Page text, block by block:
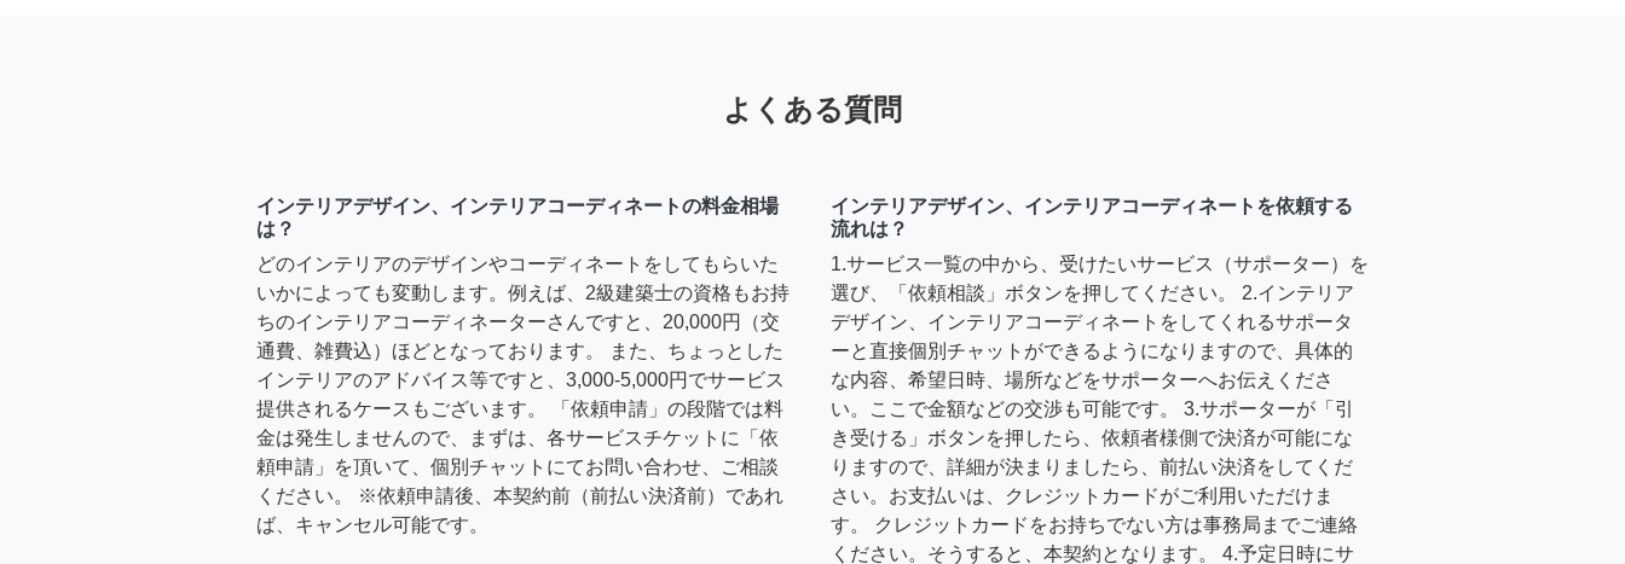
よくある質問
インテリアデザイン、インテリアコーディネートの料金相場
は？
どのインテリアのデザインやコーディネートをしてもらいた
いかによっても変動します。例えば、2級建築士の資格もお持
ちのインテリアコーディネーターさんですと、20,000円（交
通費、雑費込）ほどとなっております。 また、ちょっとした
インテリアのアドバイス等ですと、3,000-5,000円でサービス
提供されるケースもございます。 「依頼申請」の段階では料
金は発生しませんので、まずは、各サービスチケットに「依
頼申請」を頂いて、個別チャットにてお問い合わせ、ご相談
ください。 ※依頼申請後、本契約前（前払い決済前）であれ
ば、キャンセル可能です。
インテリアデザイン、インテリアコーディネートを依頼する
流れは？
1.サービス一覧の中から、受けたいサービス（サポーター）を
選び、「依頼相談」ボタンを押してください。 2.インテリア
デザイン、インテリアコーディネートをしてくれるサポータ
ーと直接個別チャットができるようになりますので、具体的
な内容、希望日時、場所などをサポーターへお伝えくださ
い。ここで金額などの交渉も可能です。 3.サポーターが「引
き受ける」ボタンを押したら、依頼者様側で決済が可能にな
りますので、詳細が決まりましたら、前払い決済をしてくだ
さい。お支払いは、クレジットカードがご利用いただけま
す。 クレジットカードをお持ちでない方は事務局までご連絡
ください。そうすると、本契約となります。 4.予定日時にサ